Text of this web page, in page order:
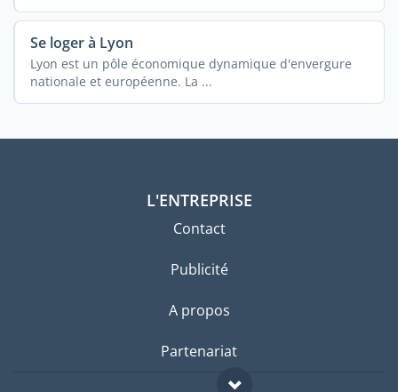
Se loger à Lyon
Lyon est un pôle économique dynamique d'envergure
nationale et européenne. La ...
L'ENTREPRISE
Contact
Publicité
A propos
Partenariat